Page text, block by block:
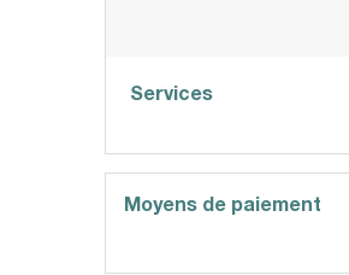
Services
Moyens de paiement